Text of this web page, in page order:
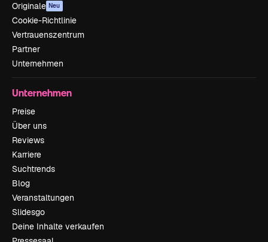
Originale Neu
Cookie-Richtlinie
Vertrauenszentrum
Partner
Unternehmen
Unternehmen
Preise
Über uns
Reviews
Karriere
Suchtrends
Blog
Veranstaltungen
Slidesgo
Deine Inhalte verkaufen